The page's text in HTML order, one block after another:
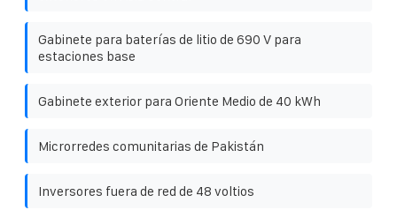
Gabinete para baterías de litio de 690 V para
estaciones base
Gabinete exterior para Oriente Medio de 40 kWh
Microrredes comunitarias de Pakistán
Inversores fuera de red de 48 voltios